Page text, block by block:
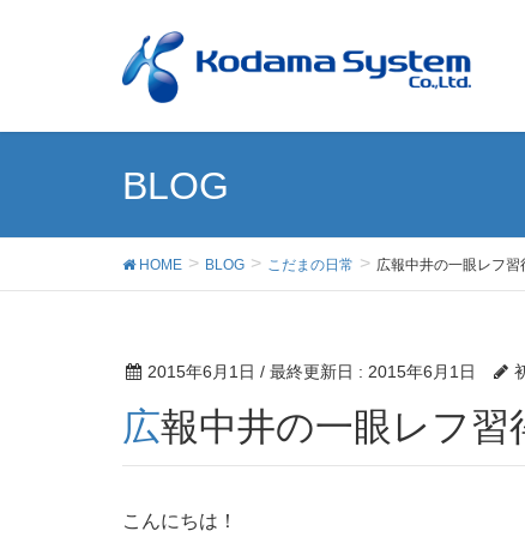
BLOG
HOME BLOG こだまの日常 広報中井の一眼レフ
2015年6月1日 / 最終更新日 : 2015年6月1日
広報中井の一眼レフ
こんにちは！